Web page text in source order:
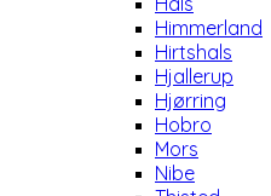
Himmerland
Hirtshals
Hjallerup
Hjørring
Hobro
Mors
Nibe